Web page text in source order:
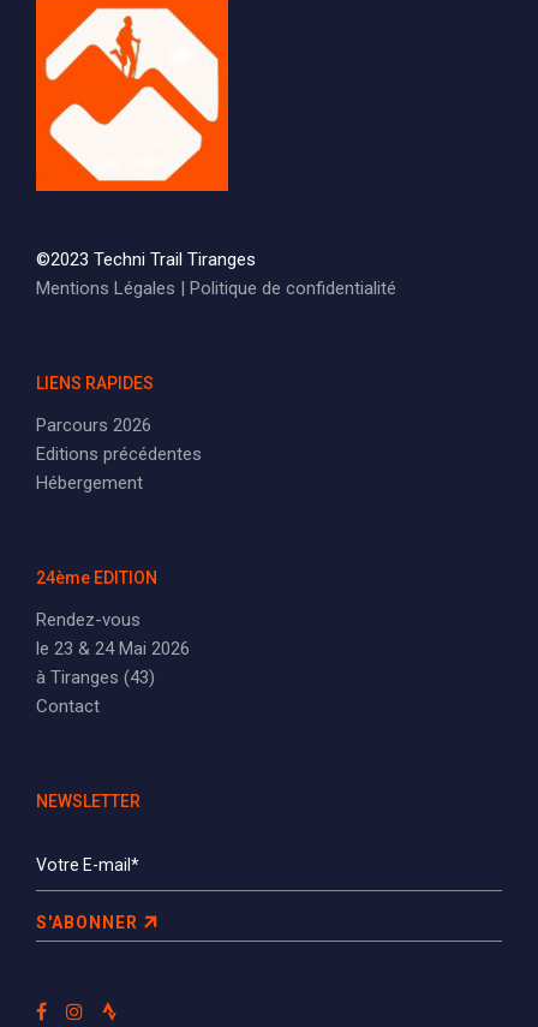
©2023 Techni Trail Tiranges
Mentions Légales | Politique de confidentialité
LIENS RAPIDES
Parcours 2026
Editions précédentes
Hébergement
24ème EDITION
Rendez-vous
le 23 & 24 Mai 2026
à Tiranges (43)
Contact
NEWSLETTER
S'ABONNER